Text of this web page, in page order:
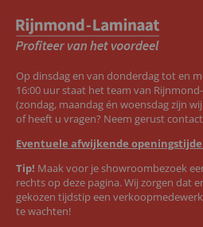
Op dinsdag en van donderdag tot en
16:00 uur staat het team van
(zondag, maandag én woensdag zijn
of heeft u vragen? Neem gerust
Eventuele afwijkende
Tip! Maak voor je showroombezoek
rechts op deze pagina. Wij zorgen dat
gekozen tijdstip een
te wachten!